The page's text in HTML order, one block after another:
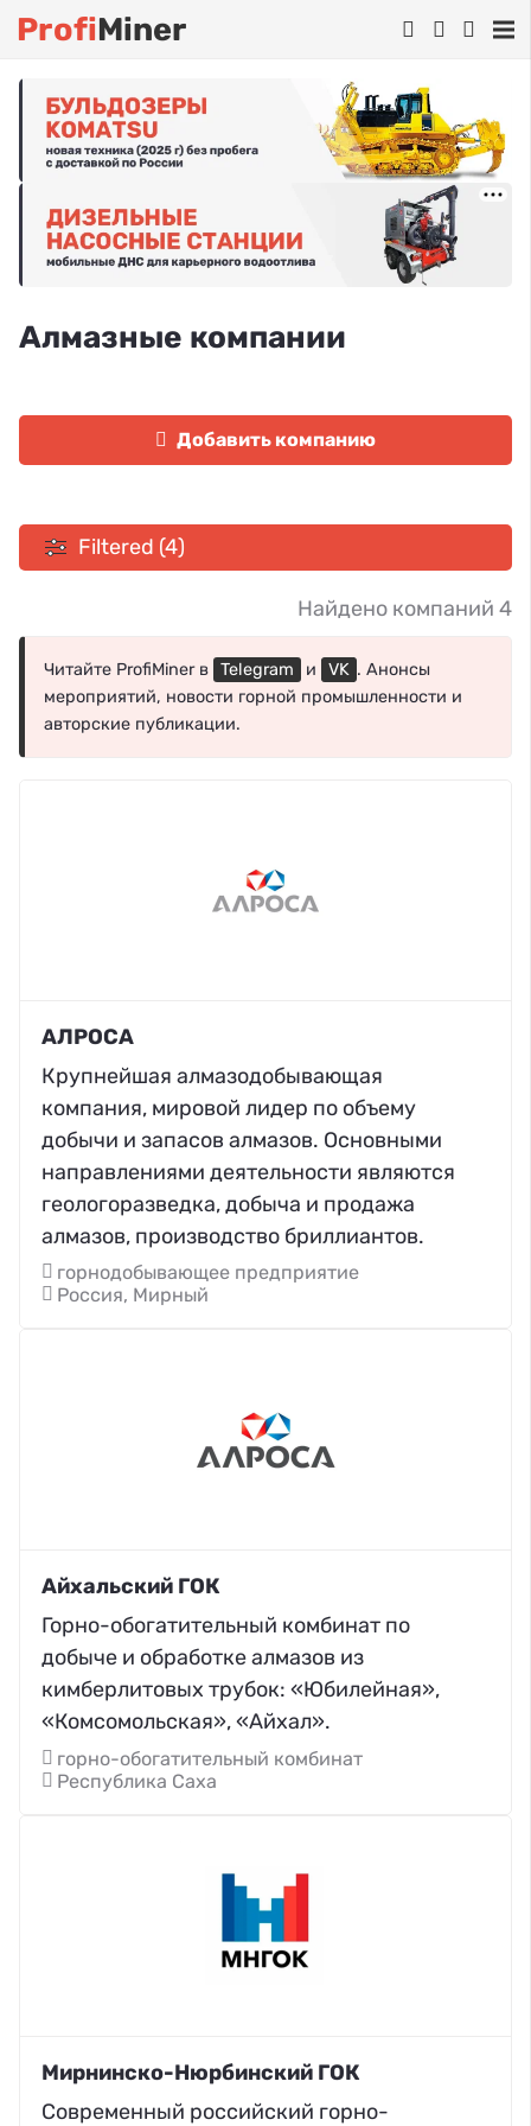
ProfiMiner
Алмазные компании
Добавить компанию
Filtered (4)
Найдено компаний 4
Читайте ProfiMiner в Telegram и VK . Анонсы
мероприятий, новости горной промышленности и
авторские публикации.
АЛРОСА
Крупнейшая алмазодобывающая
компания, мировой лидер по объему
добычи и запасов алмазов. Основными
направлениями деятельности являются
геологоразведка, добыча и продажа
алмазов, производство бриллиантов.
горнодобывающее предприятие
Россия, Мирный
Айхальский ГОК
Горно-обогатительный комбинат по
добыче и обработке алмазов из
кимберлитовых трубок: «Юбилейная»,
«Комсомольская», «Айхал».
горно-обогатительный комбинат
Республика Саха
Мирнинско-Нюрбинский ГОК
Современный российский горно-